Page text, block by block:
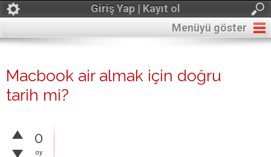
Giriş Yap | Kayıt ol
Menüyü göster
Macbook air almak için doğru
tarih mi?
0
oy